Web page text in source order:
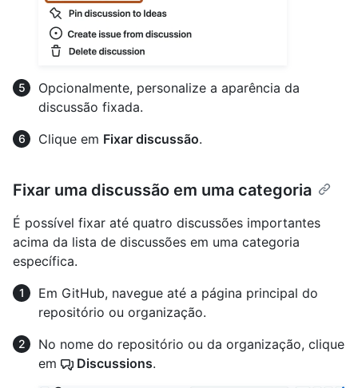
Opcionalmente, personalize a aparência da
discussão fixada.
Clique em Fixar discussão.
Fixar uma discussão em uma categoria
É possível fixar até quatro discussões importantes
acima da lista de discussões em uma categoria
específica.
Em GitHub, navegue até a página principal do
repositório ou organização.
No nome do repositório ou da organização, clique
em
Discussions.